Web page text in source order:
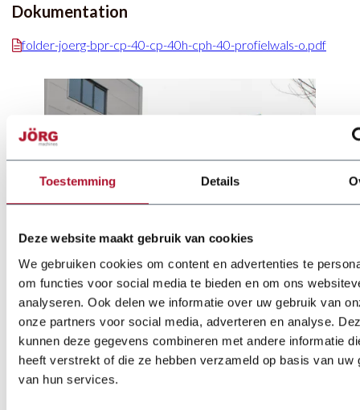
Toestemming Details
Deze website maakt gebruik van cookies
We gebruiken cookies om content en advertenties te
om functies voor social media te bieden en om ons
analyseren. Ook delen we informatie over uw gebruik van
onze partners voor social media, adverteren en analyse.
kunnen deze gegevens combineren met andere informatie
heeft verstrekt of die ze hebben verzameld op basis van uw
van hun services.
Dokumentation
folder-joerg-bpr-cp-40-cp-40h-cph-40-profielwals-o.pdf